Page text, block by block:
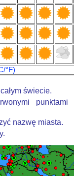
°F)
świecie.
punktami
nazwę miasta.